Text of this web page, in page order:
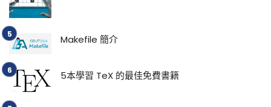
Makefile 簡介
5本學習 TeX 的最佳免費書籍